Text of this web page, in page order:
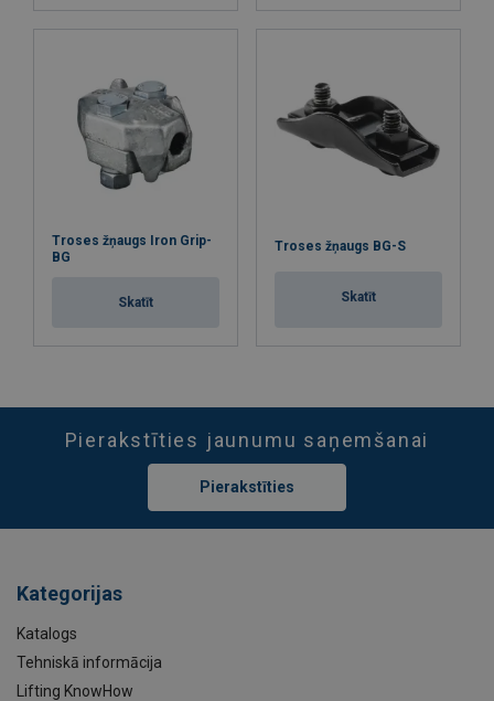
Troses žņaugs Iron Grip-
BG
Skatīt
Troses žņaugs BG-S
Skatīt
Pierakstīties jaunumu saņemšanai
Pierakstīties
Kategorijas
Katalogs
Tehniskā informācija
Lifting KnowHow